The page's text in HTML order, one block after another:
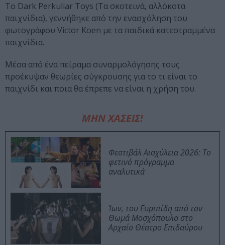
Το Dark Perkuliar Toys (Τα σκοτεινά, αλλόκοτα
παιχνίδια), γεννήθηκε από την ενασχόληση του
φωτογράφου Victor Koen με τα παιδικά κατεστραμμένα
παιχνίδια.
Μέσα από ένα πείραμα συναρμολόγησης τους
προέκυψαν θεωρίες σύγκρουσης για το τι είναι το
παιχνίδι και ποια θα έπρεπε να είναι η χρήση του.
ΜΗΝ ΧΑΣΕΙΣ!
Φεστιβάλ Αισχύλεια 2026: Το
φετινό πρόγραμμα
αναλυτικά
Ίων, του Ευριπίδη από τον
Θωμά Μοσχόπουλο στο
Αρχαίο Θέατρο Επιδαύρου